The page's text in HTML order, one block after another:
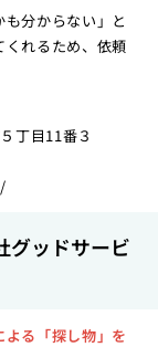
も分からない」と
れるため、依頼
丁目11番３
グッドサービ
る「探し物」を